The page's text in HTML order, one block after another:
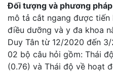
Đối tượng và phương
mô tả cắt ngang được tiến
điều dưỡng và y đa khoa
Duy Tân từ 12/2020 đến
02 bộ câu hỏi gồm: Thái
(0.76) và Thái độ về hoạt